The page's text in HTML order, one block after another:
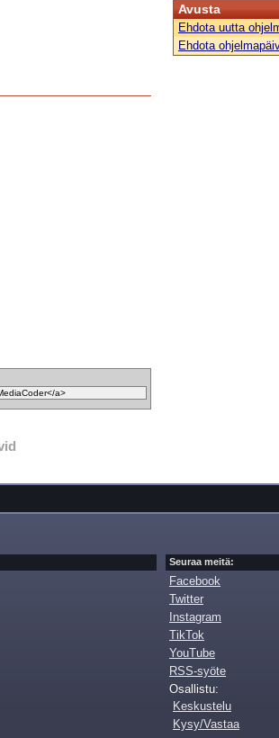
Avusta
Ehdota uutta
Ehdota
Seuraa meitä:
Facebook
Twitter
Instagram
TikTok
YouTube
RSS-syöte
Osallistu:
Keskustelu
Kysy/Vastaa